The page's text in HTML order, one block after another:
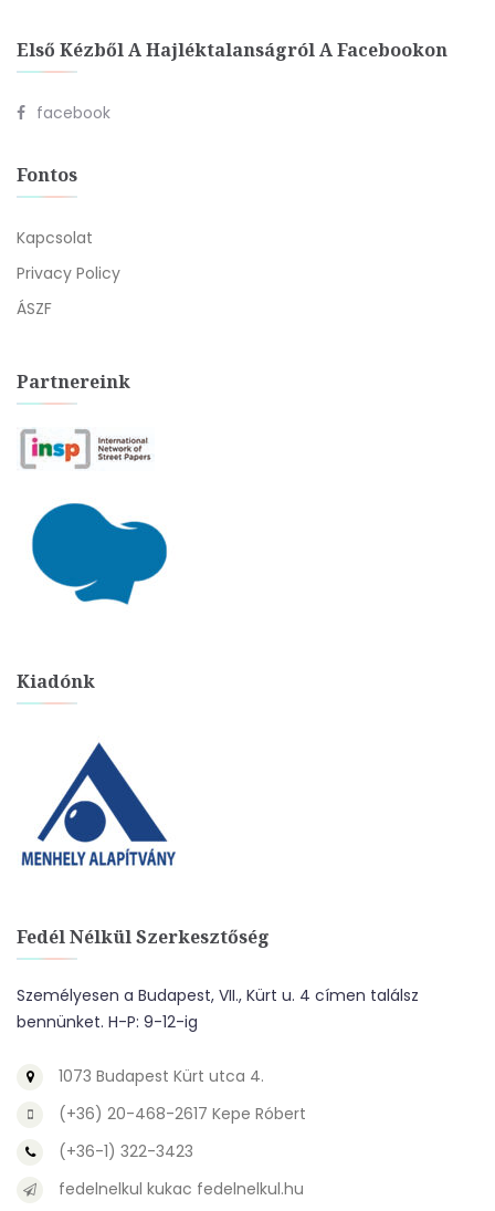
Első Kézből A Hajléktalanságról A Facebookon
facebook
Fontos
Kapcsolat
Privacy Policy
ÁSZF
Partnereink
Kiadónk
Fedél Nélkül Szerkesztőség
Személyesen a Budapest, VII., Kürt u. 4 címen találsz
bennünket. H-P: 9-12-ig
1073 Budapest Kürt utca 4.
(+36) 20-468-2617 Kepe Róbert
(+36-1) 322-3423
fedelnelkul kukac fedelnelkul.hu